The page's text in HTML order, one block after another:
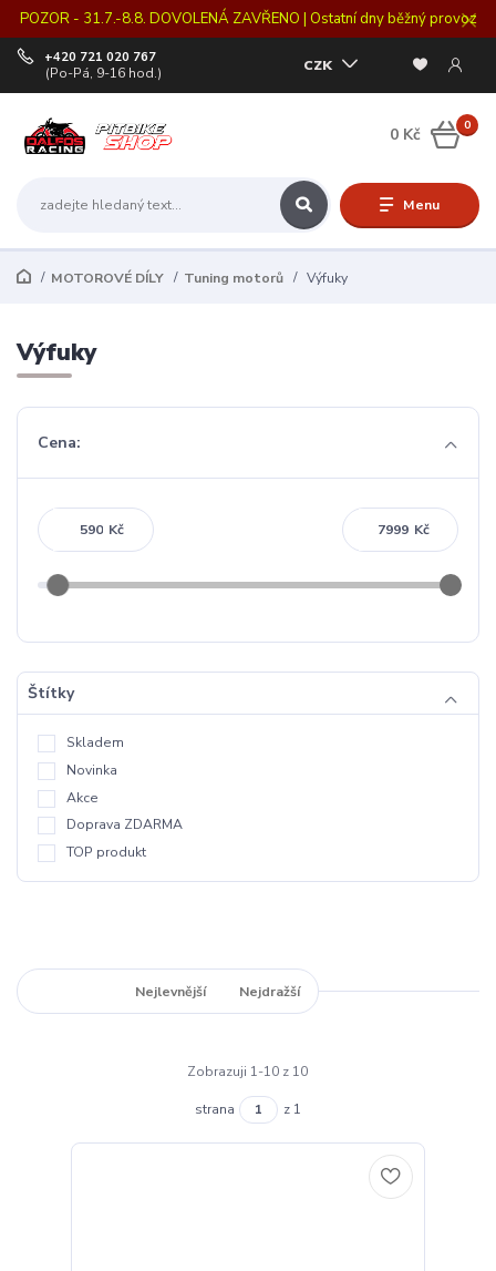
POZOR - 31.7.-8.8. DOVOLENÁ ZAVŘENO | Ostatní dny běžný provoz
Menu
CZK
+420 721 020 767
(Po-Pá, 9-16 hod.)
0
0 Kč
MOTOROVÉ DÍLY Tuning motorů Výfuky
Výfuky
Cena:
Kč Kč
Štítky
Skladem
Novinka
Akce
Doprava ZDARMA
TOP produkt
Nejlevnější Nejdražší
Zobrazuji 1-10 z 10
strana z 1